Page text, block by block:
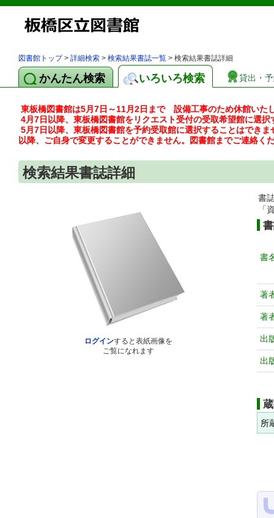
図書館トップ> 詳細検索 > 検索結果書誌一覧 > 検索結果書誌詳細
かんたん検索 いろいろ検索 貸出・
東板橋図書館は5月7日～11月2日まで 設備工事のため休館いた
4月7日以降、東板橋図書館をリクエスト受付の受取希望館に選択
5月7日以降、東板橋図書館を予約受取館に選択することはでき
以降、ご自身で変更することができません。図書館までご連絡く
検索結果書誌詳細
ログインすると表紙画像を
ご覧になれます
書
「
書
著
著
出
出
所